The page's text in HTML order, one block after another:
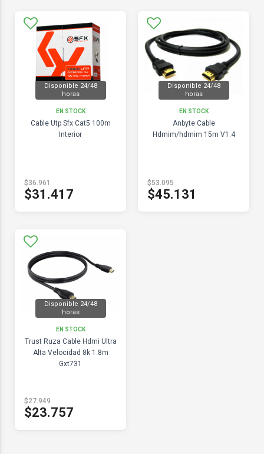
Disponible 24/48
horas
EN STOCK
Cable Utp Sfx Cat5 100m
Interior
$36.961
$31.417
Disponible 24/48
horas
EN STOCK
Anbyte Cable
Hdmim/hdmim 15m V1.4
$53.095
$45.131
Disponible 24/48
horas
EN STOCK
Trust Ruza Cable Hdmi Ultra
Alta Velocidad 8k 1.8m
Gxt731
$27.949
$23.757